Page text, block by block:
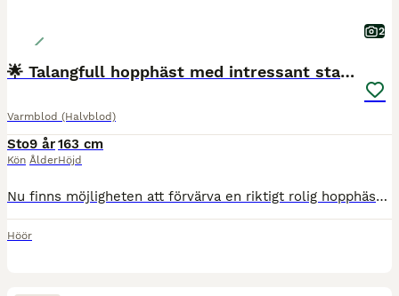
2
🌟 Talangfull hopphäst med intressant stam 🌟
Varmblod (Halvblod)
Sto
Kön
9 år
Ålder
163 cm
Höjd
Nu finns möjligheten att förvärva en riktigt rolig hopphäst för ryttaren som gillar att rida framåt och vill fortsätta utvecklas på tävlingsbanorna. Idåls Corporal Lady ("Skorpan") är ett SWB-sto född 2017, ca 163 cm i mankhöjd, med hoppstam Corporal VDL– Chicago Z. Hon är utbildad och startad upp till 110cm och visar stor potential för fortsatt utveckling. Skorpan är en k
Höör